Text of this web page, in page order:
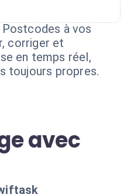
à vos
corriger et
en temps réel,
toujours propres.
avec